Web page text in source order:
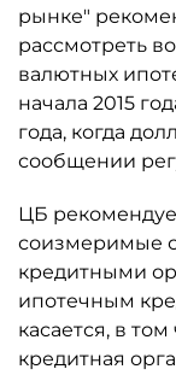
рынке"
рассмотреть
валютных
начала 2015
года, когда
сообщении
ЦБ
соизмеримые
кредитными
ипотечным
касается, в
кредитная